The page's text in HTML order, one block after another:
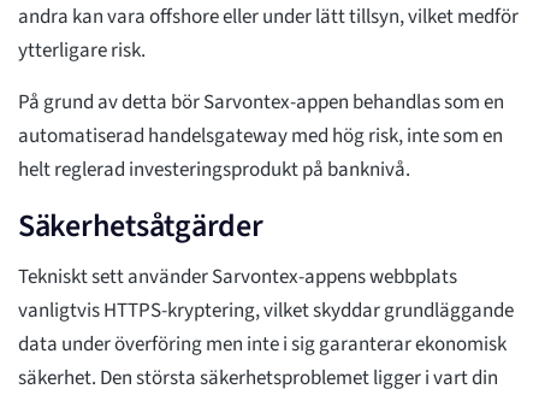
andra kan vara offshore eller under lätt tillsyn, vilket medför
ytterligare risk.
På grund av detta bör Sarvontex-appen behandlas som en
automatiserad handelsgateway med hög risk, inte som en
helt reglerad investeringsprodukt på banknivå.
Säkerhetsåtgärder
Tekniskt sett använder Sarvontex-appens webbplats
vanligtvis HTTPS-kryptering, vilket skyddar grundläggande
data under överföring men inte i sig garanterar ekonomisk
säkerhet. Den största säkerhetsproblemet ligger i vart din